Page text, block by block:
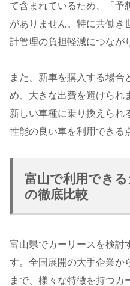
て含まれているため、「予
がありません。特に共働き
計管理の負担軽減につなが
また、新車を購入する場合
め、大きな出費を避けられ
新しい車種に乗り換えられ
性能の良い車を利用できる
富山で利用でき
の徹底比較
富山県でカーリースを検討
す。全国展開の大手企業か
まで、様々な特徴を持つカ